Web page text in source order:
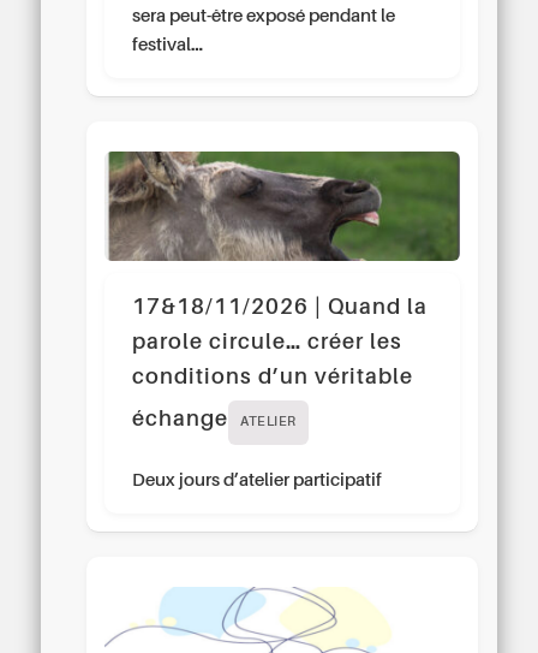
sera peut-être exposé pendant le
festival…
17&18/11/2026 | Quand la
parole circule… créer les
conditions d’un véritable
échange
ATELIER
Deux jours d’atelier participatif